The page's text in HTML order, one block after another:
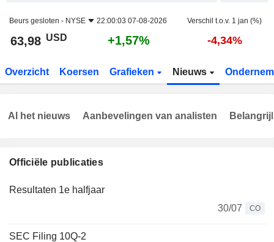
Beurs gesloten - NYSE 22:00:03 07-08-2026 Verschil t.o.v. 1 jan (%)
63,98 USD +1,57% -4,34%
Overzicht Koersen Grafieken Nieuws
Officiële publicaties
Resultaten 1e halfjaar
30/07
CO
SEC Filing 10Q-2
Al het nieuws Aanbevelingen van analisten